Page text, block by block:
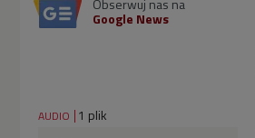
Obserwuj nas na
Google News
AUDIO 1 plik